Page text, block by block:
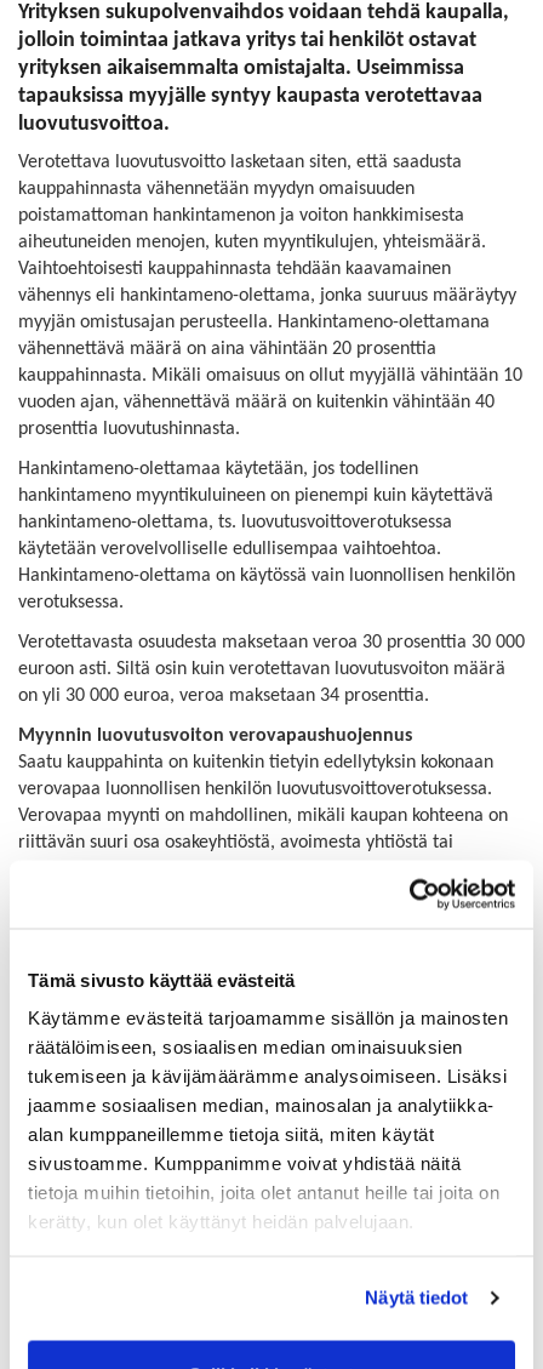
Tämä sivusto käyttää evästeitä
Käytämme evästeitä tarjoamamme sisällön ja mainosten
räätälöimiseen, sosiaalisen median ominaisuuksien
tukemiseen ja kävijämäärämme analysoimiseen. Lisäksi
jaamme sosiaalisen median, mainosalan ja analytiikka-
alan kumppaneillemme tietoja siitä, miten käytät
sivustoamme. Kumppanimme voivat yhdistää näitä
tietoja muihin tietoihin, joita olet antanut heille tai joita on
kerätty, kun olet käyttänyt heidän palvelujaan.
Näytä tiedot
Yrityksen sukupolvenvaihdos voidaan tehdä kaupalla,
jolloin toimintaa jatkava yritys tai henkilöt ostavat
yrityksen aikaisemmalta omistajalta. Useimmissa
tapauksissa myyjälle syntyy kaupasta verotettavaa
luovutusvoittoa.
Verotettava luovutusvoitto lasketaan siten, että saadusta
kauppahinnasta vähennetään myydyn omaisuuden
poistamattoman hankintamenon ja voiton hankkimisesta
aiheutuneiden menojen, kuten myyntikulujen, yhteismäärä.
Vaihtoehtoisesti kauppahinnasta tehdään kaavamainen
vähennys eli hankintameno-olettama, jonka suuruus määräytyy
myyjän omistusajan perusteella. Hankintameno-olettamana
vähennettävä määrä on aina vähintään 20 prosenttia
kauppahinnasta. Mikäli omaisuus on ollut myyjällä vähintään 10
vuoden ajan, vähennettävä määrä on kuitenkin vähintään 40
prosenttia luovutushinnasta.
Hankintameno-olettamaa käytetään, jos todellinen
hankintameno myyntikuluineen on pienempi kuin käytettävä
hankintameno-olettama, ts. luovutusvoittoverotuksessa
käytetään verovelvolliselle edullisempaa vaihtoehtoa.
Hankintameno-olettama on käytössä vain luonnollisen henkilön
verotuksessa.
Verotettavasta osuudesta maksetaan veroa 30 prosenttia 30 000
euroon asti. Siltä osin kuin verotettavan luovutusvoiton määrä
on yli 30 000 euroa, veroa maksetaan 34 prosenttia.
Myynnin luovutusvoiton verovapaushuojennus
Saatu kauppahinta on kuitenkin tietyin edellytyksin kokonaan
verovapaa luonnollisen henkilön luovutusvoittoverotuksessa.
Verovapaa myynti on mahdollinen, mikäli kaupan kohteena on
riittävän suuri osa osakeyhtiöstä, avoimesta yhtiöstä tai
yritysomaisuuden myyntiin tätä huojennussääntöä ei
osuuden tai sellaisen yhteisön osakkeita tai osuuksia, jotka
oikeuttavat vähintään 10 prosentin omistusosuuteen
mainitussa yhtiössä,
lapsensa tai tämän rintaperillinen taikka hänen sisarensa,
veljensä, sisarpuolensa tai velipuolensa ja
omaisuus on ollut yhteensä yli 10 vuotta luovuttajan tai
Mikäli yksikin edellytyksistä jää toteutumatta, luovutusvoitto on
veronalaista.